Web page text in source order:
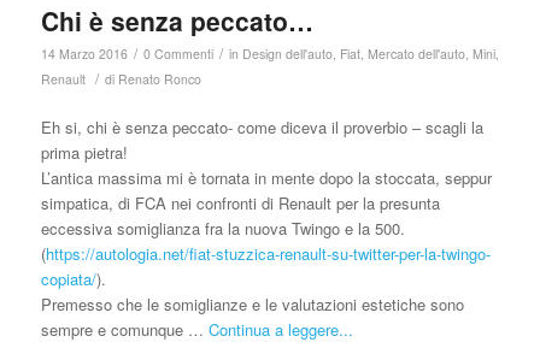
Chi è senza peccato…
14 Marzo 2016 / 0 Commenti / in Design dell'auto, Fiat, Mercato dell'auto, Mini,
Renault / di Renato Ronco
Eh si, chi è senza peccato- come diceva il proverbio – scagli la
prima pietra!
L’antica massima mi è tornata in mente dopo la stoccata, seppur
simpatica, di FCA nei confronti di Renault per la presunta
eccessiva somiglianza fra la nuova Twingo e la 500.
(https://autologia.net/fiat-stuzzica-renault-su-twitter-per-la-twingo-
copiata/).
Premesso che le somiglianze e le valutazioni estetiche sono
sempre e comunque … Continua a leggere...